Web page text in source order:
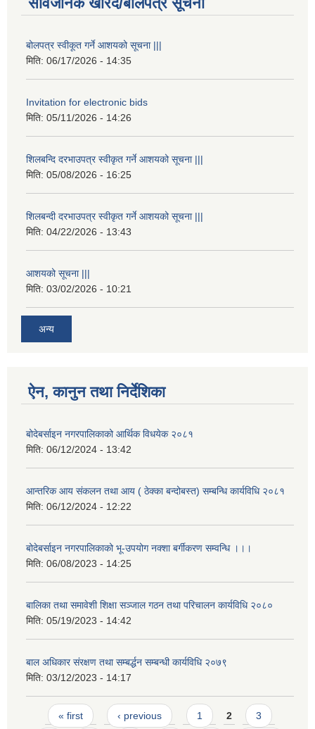
बोलपत्र स्वीकूत गर्ने आशयको सूचना |||
मिति: 06/17/2026 - 14:35
Invitation for electronic bids
मिति: 05/11/2026 - 14:26
शिलबन्दि दरभाउपत्र स्वीकृत गर्ने आशयको सूचना |||
मिति: 05/08/2026 - 16:25
शिलबन्दी दरभाउपत्र स्वीकृत गर्ने आशयको सूचना |||
मिति: 04/22/2026 - 13:43
आशयको सूचना |||
मिति: 03/02/2026 - 10:21
अन्य
ऐन, कानुन तथा निर्देशिका
बोदेबर्साइन नगरपालिकाको आर्थिक विधयेक २०८१
मिति: 06/12/2024 - 13:42
आन्तरिक आय संकलन तथा आय ( ठेक्का बन्दोबस्त) सम्बन्धि कार्यविधि २०८१
मिति: 06/12/2024 - 12:22
बोदेबर्साइन नगरपालिकाको भू-उपयोग नक्शा बर्गीकरण सम्वन्धि ।।।
मिति: 06/08/2023 - 14:25
बालिका तथा समावेशी शिक्षा सञ्जाल गठन तथा परिचालन कार्यविधि २०८०
मिति: 05/19/2023 - 14:42
बाल अधिकार संरक्षण तथा सम्बर्द्धन सम्बन्धी कार्यविधि २०७९
मिति: 03/12/2023 - 14:17
Pages
« first ‹ previous 1 2 3